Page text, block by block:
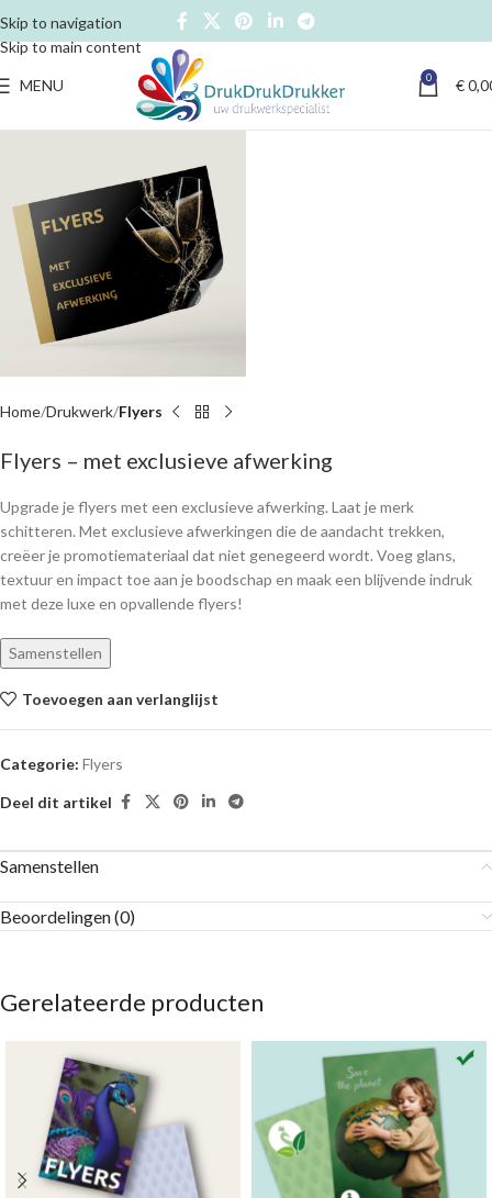
Skip to navigation
Skip to main content
MENU 0 €
Home Drukwerk Flyers
Flyers – met exclusieve afwerking
Upgrade je flyers met een exclusieve afwerking. Laat je merk
schitteren. Met exclusieve afwerkingen die de aandacht trekken,
creëer je promotiemateriaal dat niet genegeerd wordt. Voeg glans,
textuur en impact toe aan je boodschap en maak een blijvende indruk
met deze luxe en opvallende flyers!
Samenstellen
Toevoegen aan verlanglijst
Categorie: Flyers
Deel dit artikel
Samenstellen
Beoordelingen (0)
Gerelateerde producten